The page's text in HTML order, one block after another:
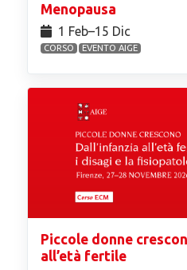
Menopausa
1 Feb⁠–15 Dic
CORSO EVENTO AIGE
Piccole donne
all’età fertile